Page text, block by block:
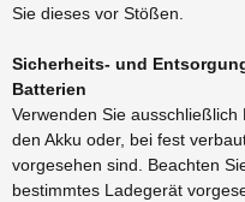
Sie dieses vor Stößen.
Sicherheits- und
Batterien
Verwenden Sie
den Akku oder, bei fest
vorgesehen sind. Beachten
bestimmtes Ladegerät